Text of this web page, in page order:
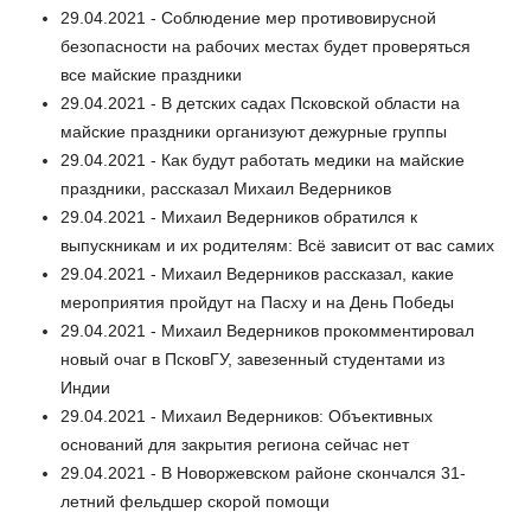
29.04.2021 - Соблюдение мер противовирусной
безопасности на рабочих местах будет проверяться
все майские праздники
29.04.2021 - В детских садах Псковской области на
майские праздники организуют дежурные группы
29.04.2021 - Как будут работать медики на майские
праздники, рассказал Михаил Ведерников
29.04.2021 - Михаил Ведерников обратился к
выпускникам и их родителям: Всё зависит от вас самих
29.04.2021 - Михаил Ведерников рассказал, какие
мероприятия пройдут на Пасху и на День Победы
29.04.2021 - Михаил Ведерников прокомментировал
новый очаг в ПсковГУ, завезенный студентами из
Индии
29.04.2021 - Михаил Ведерников: Объективных
оснований для закрытия региона сейчас нет
29.04.2021 - В Новоржевском районе скончался 31-
летний фельдшер скорой помощи